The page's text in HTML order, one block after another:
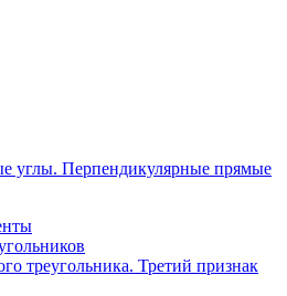
углы. Перпендикулярные прямые
треугольника. Третий признак